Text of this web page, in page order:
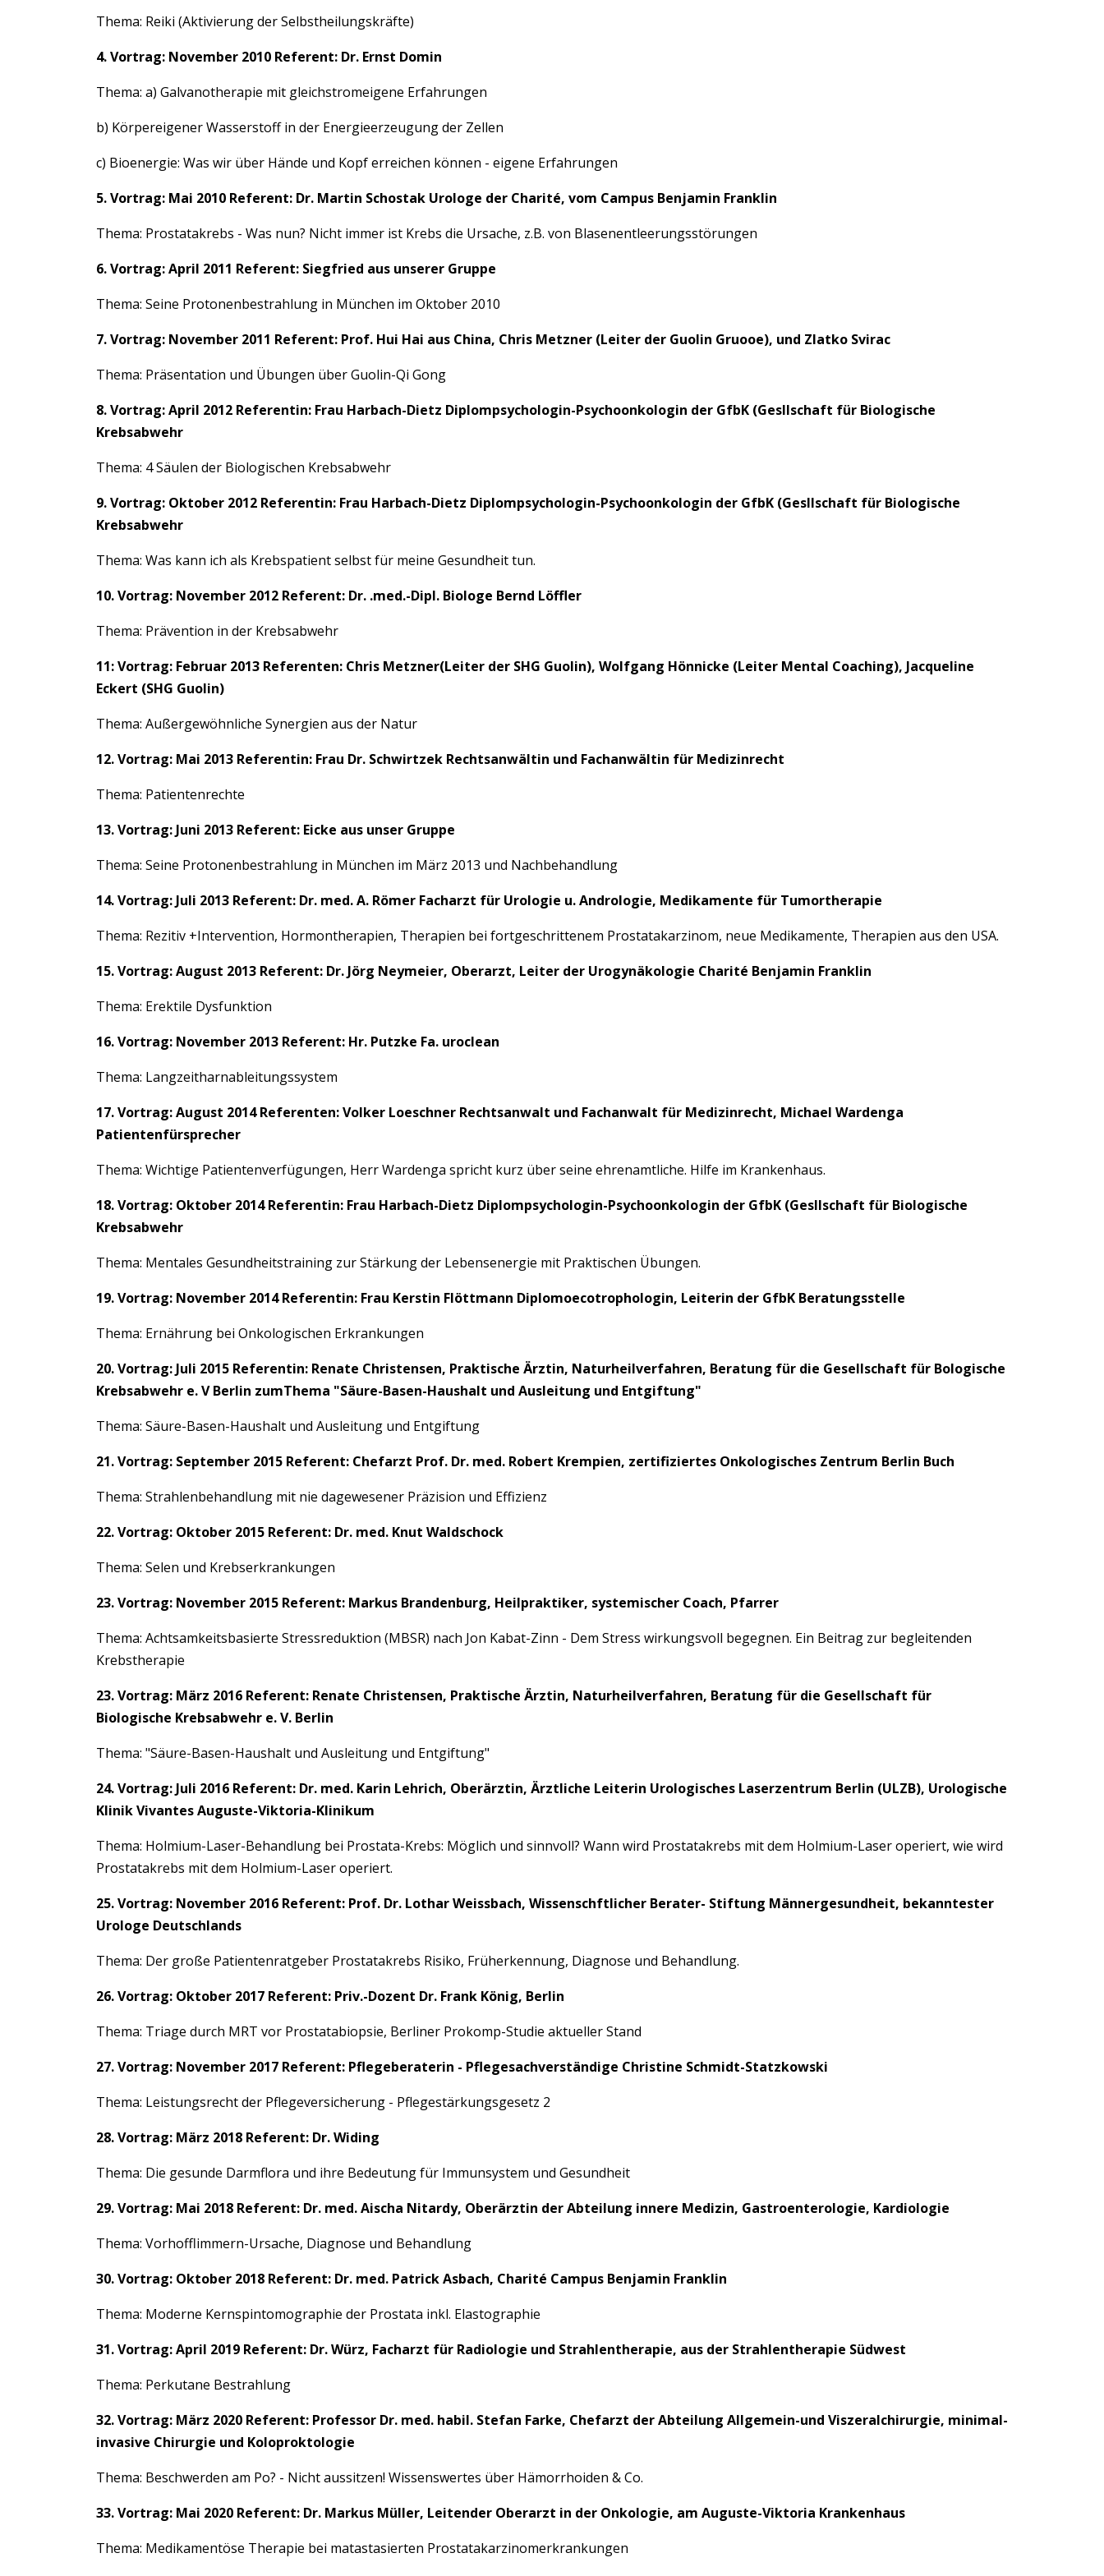
Thema: Reiki (Aktivierung der Selbstheilungskräfte)
4. Vortrag: November 2010 Referent: Dr. Ernst Domin
Thema: a) Galvanotherapie mit gleichstromeigene Erfahrungen
b) Körpereigener Wasserstoff in der Energieerzeugung der Zellen
c) Bioenergie: Was wir über Hände und Kopf erreichen können - eigene Erfahrungen
5. Vortrag: Mai 2010 Referent: Dr. Martin Schostak Urologe der Charité, vom Campus Benjamin Franklin
Thema: Prostatakrebs - Was nun? Nicht immer ist Krebs die Ursache, z.B. von Blasenentleerungsstörungen
6. Vortrag: April 2011 Referent: Siegfried aus unserer Gruppe
Thema: Seine Protonenbestrahlung in München im Oktober 2010
7. Vortrag: November 2011 Referent: Prof. Hui Hai aus China, Chris Metzner (Leiter der Guolin Gruooe), und Zlatko Svirac
Thema: Präsentation und Übungen über Guolin-Qi Gong
8. Vortrag: April 2012 Referentin: Frau Harbach-Dietz Diplompsychologin-Psychoonkologin der GfbK (Gesllschaft für Biologische
Krebsabwehr
Thema: 4 Säulen der Biologischen Krebsabwehr
9. Vortrag: Oktober 2012 Referentin: Frau Harbach-Dietz Diplompsychologin-Psychoonkologin der GfbK (Gesllschaft für Biologische
Krebsabwehr
Thema: Was kann ich als Krebspatient selbst für meine Gesundheit tun.
10. Vortrag: November 2012 Referent: Dr. .med.-Dipl. Biologe Bernd Löffler
Thema: Prävention in der Krebsabwehr
11: Vortrag: Februar 2013 Referenten: Chris Metzner(Leiter der SHG Guolin), Wolfgang Hönnicke (Leiter Mental Coaching), Jacqueline
Eckert (SHG Guolin)
Thema: Außergewöhnliche Synergien aus der Natur
12. Vortrag: Mai 2013 Referentin: Frau Dr. Schwirtzek Rechtsanwältin und Fachanwältin für Medizinrecht
Thema: Patientenrechte
13. Vortrag: Juni 2013 Referent: Eicke aus unser Gruppe
Thema: Seine Protonenbestrahlung in München im März 2013 und Nachbehandlung
14. Vortrag: Juli 2013 Referent: Dr. med. A. Römer Facharzt für Urologie u. Andrologie, Medikamente für Tumortherapie
Thema: Rezitiv +Intervention, Hormontherapien, Therapien bei fortgeschrittenem Prostatakarzinom, neue Medikamente, Therapien aus den USA.
15. Vortrag: August 2013 Referent: Dr. Jörg Neymeier, Oberarzt, Leiter der Urogynäkologie Charité Benjamin Franklin
Thema: Erektile Dysfunktion
16. Vortrag: November 2013 Referent: Hr. Putzke Fa. uroclean
Thema: Langzeitharnableitungssystem
17. Vortrag: August 2014 Referenten: Volker Loeschner Rechtsanwalt und Fachanwalt für Medizinrecht, Michael Wardenga
Patientenfürsprecher
Thema: Wichtige Patientenverfügungen, Herr Wardenga spricht kurz über seine ehrenamtliche. Hilfe im Krankenhaus.
18. Vortrag: Oktober 2014 Referentin: Frau Harbach-Dietz Diplompsychologin-Psychoonkologin der GfbK (Gesllschaft für Biologische
Krebsabwehr
Thema: Mentales Gesundheitstraining zur Stärkung der Lebensenergie mit Praktischen Übungen.
19. Vortrag: November 2014 Referentin: Frau Kerstin Flöttmann Diplomoecotrophologin, Leiterin der GfbK Beratungsstelle
Thema: Ernährung bei Onkologischen Erkrankungen
20. Vortrag: Juli 2015 Referentin: Renate Christensen, Praktische Ärztin, Naturheilverfahren, Beratung für die Gesellschaft für Bologische
Krebsabwehr e. V Berlin zumThema "Säure-Basen-Haushalt und Ausleitung und Entgiftung"
Thema: Säure-Basen-Haushalt und Ausleitung und Entgiftung
21. Vortrag: September 2015 Referent: Chefarzt Prof. Dr. med. Robert Krempien, zertifiziertes Onkologisches Zentrum Berlin Buch
Thema: Strahlenbehandlung mit nie dagewesener Präzision und Effizienz
22. Vortrag: Oktober 2015 Referent: Dr. med. Knut Waldschock
Thema: Selen und Krebserkrankungen
23. Vortrag: November 2015 Referent: Markus Brandenburg, Heilpraktiker, systemischer Coach, Pfarrer
Thema: Achtsamkeitsbasierte Stressreduktion (MBSR) nach Jon Kabat-Zinn - Dem Stress wirkungsvoll begegnen. Ein Beitrag zur begleitenden
Krebstherapie
23. Vortrag: März 2016 Referent: Renate Christensen, Praktische Ärztin, Naturheilverfahren, Beratung für die Gesellschaft für
Biologische Krebsabwehr e. V. Berlin
Thema: "Säure-Basen-Haushalt und Ausleitung und Entgiftung"
24. Vortrag: Juli 2016 Referent: Dr. med. Karin Lehrich, Oberärztin, Ärztliche Leiterin Urologisches Laserzentrum Berlin (ULZB), Urologische
Klinik Vivantes Auguste-Viktoria-Klinikum
Thema: Holmium-Laser-Behandlung bei Prostata-Krebs: Möglich und sinnvoll? Wann wird Prostatakrebs mit dem Holmium-Laser operiert, wie wird
Prostatakrebs mit dem Holmium-Laser operiert.
25. Vortrag: November 2016 Referent: Prof. Dr. Lothar Weissbach, Wissenschftlicher Berater- Stiftung Männergesundheit, bekanntester
Urologe Deutschlands
Thema: Der große Patientenratgeber Prostatakrebs Risiko, Früherkennung, Diagnose und Behandlung.
26. Vortrag: Oktober 2017 Referent: Priv.-Dozent Dr. Frank König, Berlin
Thema: Triage durch MRT vor Prostatabiopsie, Berliner Prokomp-Studie aktueller Stand
27. Vortrag: November 2017 Referent: Pflegeberaterin - Pflegesachverständige Christine Schmidt-Statzkowski
Thema: Leistungsrecht der Pflegeversicherung - Pflegestärkungsgesetz 2
28. Vortrag: März 2018 Referent: Dr. Widing
Thema: Die gesunde Darmflora und ihre Bedeutung für Immunsystem und Gesundheit
29. Vortrag: Mai 2018 Referent: Dr. med. Aischa Nitardy, Oberärztin der Abteilung innere Medizin, Gastroenterologie, Kardiologie
Thema: Vorhofflimmern-Ursache, Diagnose und Behandlung
30. Vortrag: Oktober 2018 Referent: Dr. med. Patrick Asbach, Charité Campus Benjamin Franklin
Thema: Moderne Kernspintomographie der Prostata inkl. Elastographie
31. Vortrag: April 2019 Referent: Dr. Würz, Facharzt für Radiologie und Strahlentherapie, aus der Strahlentherapie Südwest
Thema: Perkutane Bestrahlung
32. Vortrag: März 2020 Referent: Professor Dr. med. habil. Stefan Farke, Chefarzt der Abteilung Allgemein-und Viszeralchirurgie, minimal-
invasive Chirurgie und Koloproktologie
Thema: Beschwerden am Po? - Nicht aussitzen! Wissenswertes über Hämorrhoiden & Co.
33. Vortrag: Mai 2020 Referent: Dr. Markus Müller, Leitender Oberarzt in der Onkologie, am Auguste-Viktoria Krankenhaus
Thema: Medikamentöse Therapie bei matastasierten Prostatakarzinomerkrankungen